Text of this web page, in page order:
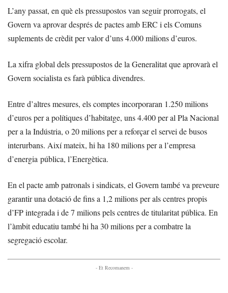
L’any passat, en què els pressupostos van seguir prorrogats, el
Govern va aprovar després de pactes amb ERC i els Comuns
suplements de crèdit per valor d’uns 4.000 milions d’euros.
La xifra global dels pressupostos de la Generalitat que aprovarà el
Govern socialista es farà pública divendres.
Entre d’altres mesures, els comptes incorporaran 1.250 milions
d’euros per a polítiques d’habitatge, uns 4.400 per al Pla Nacional
per a la Indústria, o 20 milions per a reforçar el servei de busos
interurbans. Així mateix, hi ha 180 milions per a l’empresa
d’energia pública, l’Energètica.
En el pacte amb patronals i sindicats, el Govern també va preveure
garantir una dotació de fins a 1,2 milions per als centres propis
d’FP integrada i de 7 milions pels centres de titularitat pública. En
l’àmbit educatiu també hi ha 30 milions per a combatre la
segregació escolar.
- Et Recomanem -